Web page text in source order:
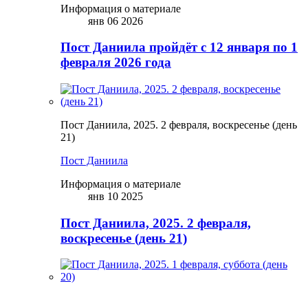
Информация о материале
янв 06 2026
Пост Даниила пройдёт с 12 января по 1
февраля 2026 года
Пост Даниила, 2025. 2 февраля, воскресенье (день
21)
Пост Даниила
Информация о материале
янв 10 2025
Пост Даниила, 2025. 2 февраля,
воскресенье (день 21)